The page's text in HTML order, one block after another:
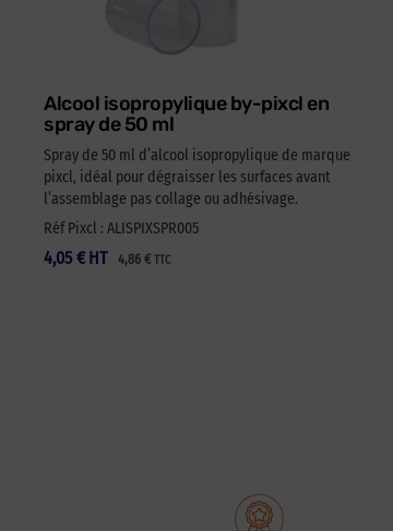
Alcool isopropylique by-pixcl en
spray de 50 ml
Spray de 50 ml d’alcool isopropylique de marque
pixcl, idéal pour dégraisser les surfaces avant
l’assemblage pas collage ou adhésivage.
Réf Pixcl : ALISPIXSPR005
4,05 € 4,86 € TTC
HT